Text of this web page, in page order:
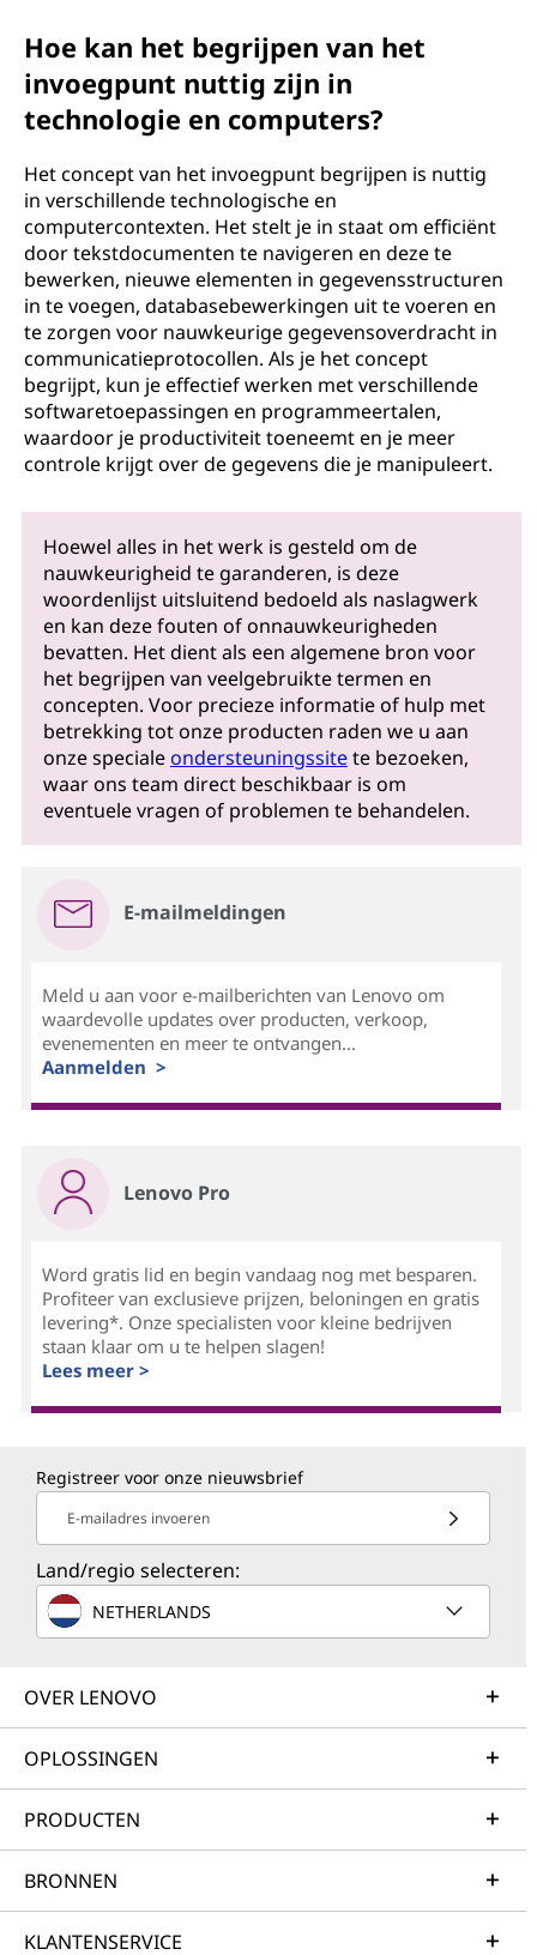
Hoe kan het begrijpen van het
invoegpunt nuttig zijn in
technologie en computers?
Het concept van het invoegpunt begrijpen is nuttig
in verschillende technologische en
computercontexten. Het stelt je in staat om efficiënt
door tekstdocumenten te navigeren en deze te
bewerken, nieuwe elementen in gegevensstructuren
in te voegen, databasebewerkingen uit te voeren en
te zorgen voor nauwkeurige gegevensoverdracht in
communicatieprotocollen. Als je het concept
begrijpt, kun je effectief werken met verschillende
softwaretoepassingen en programmeertalen,
waardoor je productiviteit toeneemt en je meer
controle krijgt over de gegevens die je manipuleert.
Hoewel alles in het werk is gesteld om de
nauwkeurigheid te garanderen, is deze
woordenlijst uitsluitend bedoeld als naslagwerk
en kan deze fouten of onnauwkeurigheden
bevatten. Het dient als een algemene bron voor
het begrijpen van veelgebruikte termen en
concepten. Voor precieze informatie of hulp met
betrekking tot onze producten raden we u aan
onze specialeondersteuningssitete bezoeken,
waar ons team direct beschikbaar is om
eventuele vragen of problemen te behandelen.
E-mailmeldingen
Meld u aan voor e-mailberichten van Lenovo om
waardevolle updates over producten, verkoop,
evenementen en meer te ontvangen...
Aanmelden >
Lenovo Pro
Word gratis lid en begin vandaag nog met besparen.
Profiteer van exclusieve prijzen, beloningen en gratis
levering*. Onze specialisten voor kleine bedrijven
staan klaar om u te helpen slagen!
Lees meer >
Registreer voor onze nieuwsbrief
E-mailadres invoeren
Land/regio selecteren:
NETHERLANDS
OVER LENOVO
OPLOSSINGEN
PRODUCTEN
BRONNEN
KLANTENSERVICE